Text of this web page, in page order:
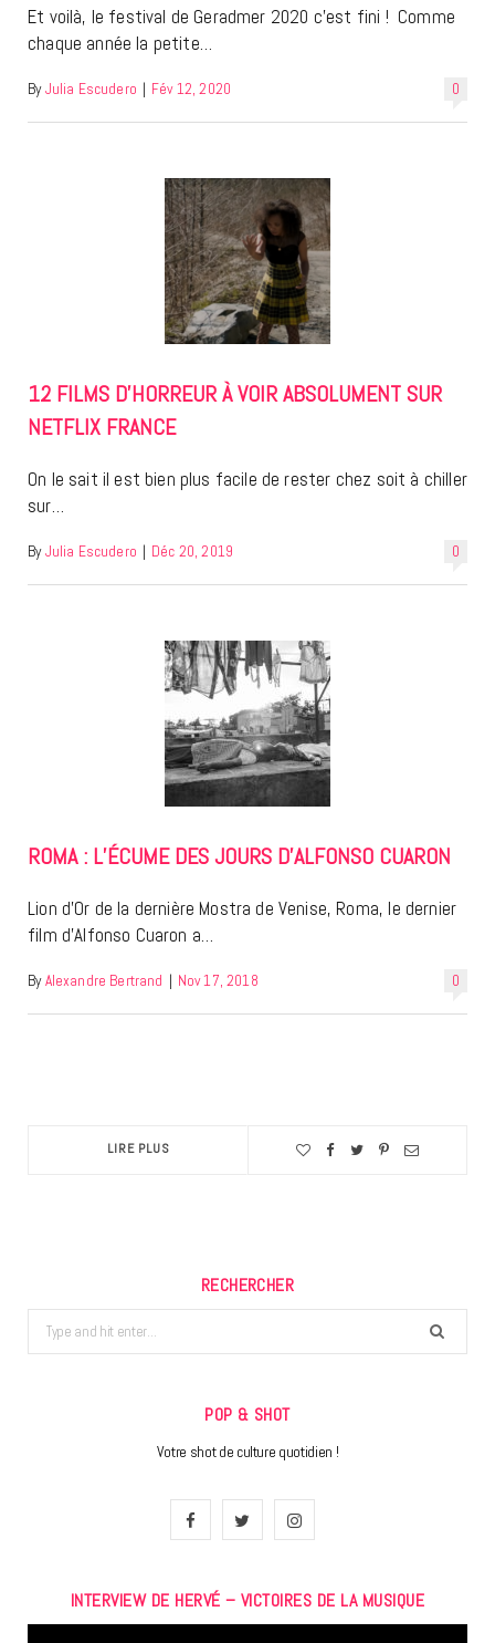
Et voilà, le festival de Geradmer 2020 c’est fini ! Comme
chaque année la petite…
0
By Julia Escudero | Fév 12, 2020
12 FILMS D’HORREUR À VOIR ABSOLUMENT SUR
NETFLIX FRANCE
On le sait il est bien plus facile de rester chez soit à chiller
sur…
0
By Julia Escudero | Déc 20, 2019
ROMA : L’ÉCUME DES JOURS D’ALFONSO CUARON
Lion d’Or de la dernière Mostra de Venise, Roma, le dernier
film d’Alfonso Cuaron a…
0
By Alexandre Bertrand | Nov 17, 2018
LIRE PLUS
RECHERCHER
Search
for:
POP & SHOT
Votre shot de culture quotidien !
F
c
i
I
s
INTERVIEW DE HERVÉ – VICTOIRES DE LA MUSIQUE